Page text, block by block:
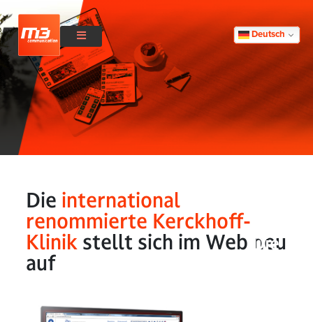
Deutsch
Die
Die international
renommierte Kerckhoff-
Klinik stellt sich im Web neu
auf